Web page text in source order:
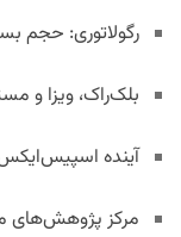
رگولاتوری: حجم
بلک‌راک، ویزا و
آینده
مرکز پژوهش‌های